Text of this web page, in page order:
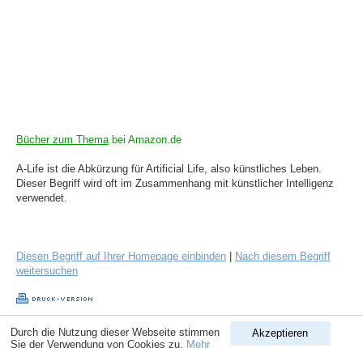
Bücher zum Themabei Amazon.de
A-Life ist die Abkürzung für Artificial Life, also künstliches Leben.
Dieser Begriff wird oft im Zusammenhang mit künstlicher Intelligenz
verwendet.
Diesen Begriff auf Ihrer Homepage einbinden
Nach diesem Begriff
weitersuchen
Akzeptieren
Durch die Nutzung dieser Webseite stimmen
Sie der Verwendung von Cookies zu. Mehr
Copyright © 1998-2026ComputerLexikon.Com| All rights reserved.